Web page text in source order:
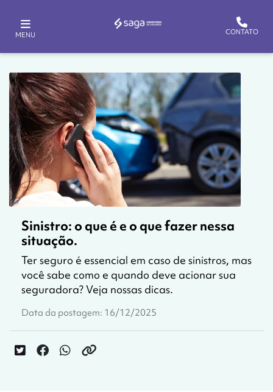
MENU CONTATO
Sinistro: o que é e o que fazer nessa
situação.
Ter seguro é essencial em caso de sinistros, mas
você sabe como e quando deve acionar sua
seguradora? Veja nossas dicas.
Data da postagem: 16/12/2025